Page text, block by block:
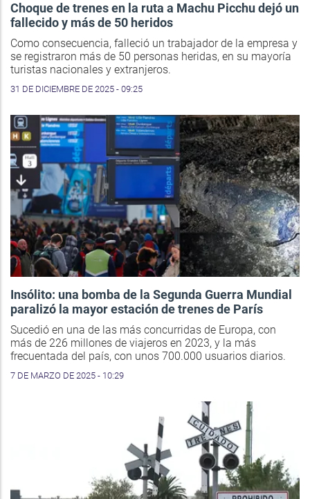
Choque de trenes en la ruta a Machu Picchu dejó un
fallecido y más de 50 heridos
Como consecuencia, falleció un trabajador de la empresa y
se registraron más de 50 personas heridas, en su mayoría
turistas nacionales y extranjeros.
31 DE DICIEMBRE DE 2025 - 09:25
Insólito: una bomba de la Segunda Guerra Mundial
paralizó la mayor estación de trenes de París
Sucedió en una de las más concurridas de Europa, con
más de 226 millones de viajeros en 2023, y la más
frecuentada del país, con unos 700.000 usuarios diarios.
7 DE MARZO DE 2025 - 10:29